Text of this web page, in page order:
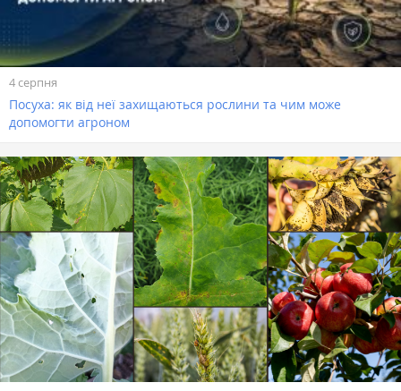
4 серпня
Посуха: як від неї захищаються рослини та чим може
допомогти агроном